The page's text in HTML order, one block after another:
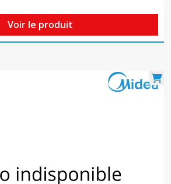
Voir le produit